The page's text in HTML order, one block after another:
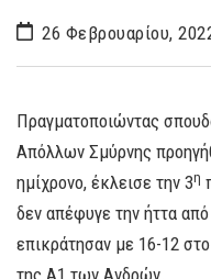
26 Φεβρουαρίου,
Πραγματοποιώντας
Απόλλων Σμύρνης
ημίχρονο, έκλεισε την 3η
δεν απέφυγε την ήττα
επικράτησαν με 16-12